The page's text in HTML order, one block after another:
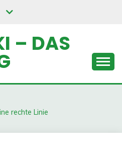
– DAS
rechte Linie